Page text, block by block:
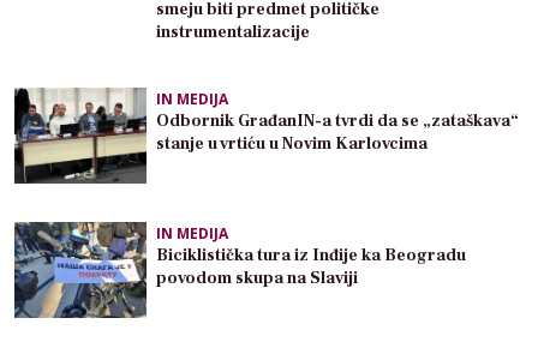
smeju biti predmet političke
instrumentalizacije
IN MEDIJA
Odbornik GrađanIN-a tvrdi da se „zataškava“
stanje u vrtiću u Novim Karlovcima
IN MEDIJA
Biciklistička tura iz Inđije ka Beogradu
povodom skupa na Slaviji